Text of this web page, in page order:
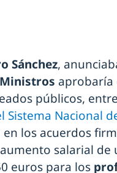
Sánchez,
aprobaría
públicos,
Sistema Nacional
los acuerdos
salarial de
euros para los